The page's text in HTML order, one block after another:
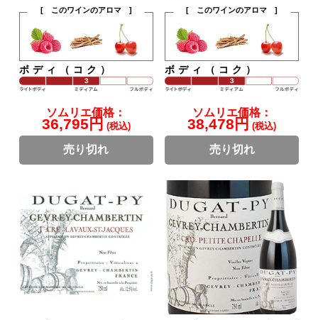
[ このワインのアロマ ]
ボディ（コク）
ソムリエ価格：
36,795円 (税込)
売り切れ
[ このワインのアロマ ]
ボディ（コク）
ソムリエ価格：
38,478円 (税込)
売り切れ